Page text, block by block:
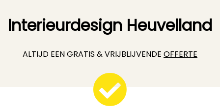
Interieurdesign Heuvelland
ALTIJD EEN GRATIS & VRIJBLIJVENDE OFFERTE